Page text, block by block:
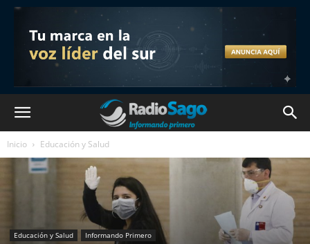
Inicio Educación y Salud
Educación y Salud Informando Primero